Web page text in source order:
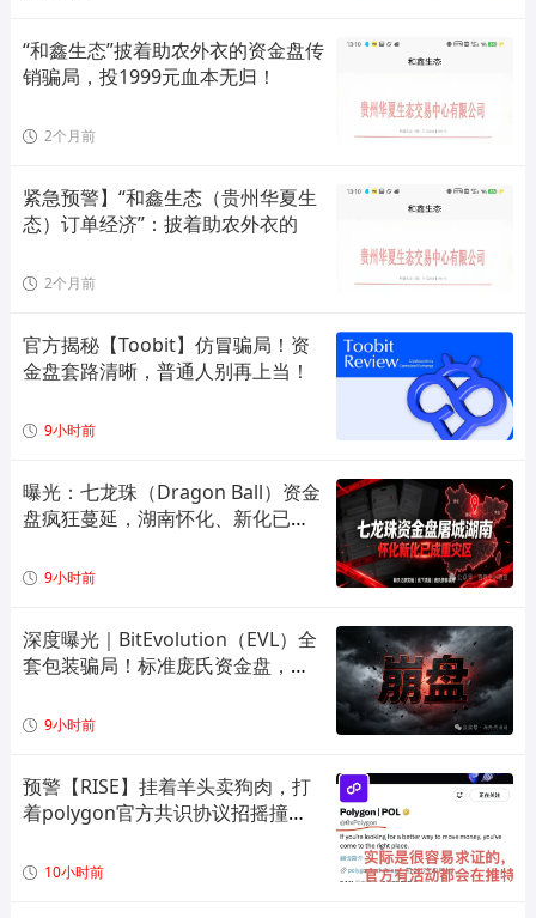
“和鑫生态”披着助农外衣的资金盘传
销骗局，投1999元血本无归！
2个月前
紧急预警】“和鑫生态（贵州华夏生
态）订单经济”：披着助农外衣的
2个月前
官方揭秘【Toobit】仿冒骗局！资
金盘套路清晰，普通人别再上当！
9小时前
曝光：七龙珠（Dragon Ball）资金
盘疯狂蔓延，湖南怀化、新化已成
解预警！
9小时前
深度曝光｜BitEvolution（EVL）全
套包装骗局！标准庞氏资金盘，多
9小时前
预警【RISE】挂着羊头卖狗肉，打
着polygon官方共识协议招摇撞
模型，崩盘倒计时！
10小时前